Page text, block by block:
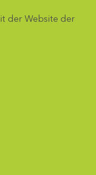
der Website der
auswählen